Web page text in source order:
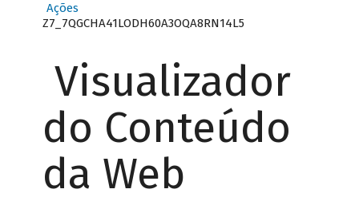
Ações
Z7_7QGCHA41LODH60A3OQA8RN14L5
Visualizador
do Conteúdo
da Web